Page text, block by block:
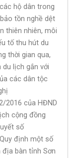
hộ dân trong
tồn nghề dệt
thiên nhiên, môi
tố thu hút du
thời gian qua,
lịch gắn với
các dân tộc
2016 của HĐND
cộng đồng
số
định một số
bàn tỉnh Sơn